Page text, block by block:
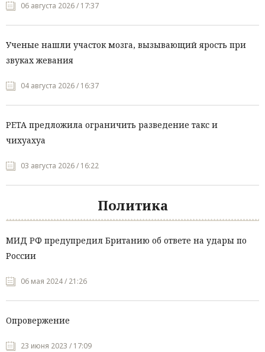
06 августа 2026 / 17:37
Ученые нашли участок мозга, вызывающий ярость при
звуках жевания
04 августа 2026 / 16:37
PETA предложила ограничить разведение такс и
чихуахуа
03 августа 2026 / 16:22
Политика
МИД РФ предупредил Британию об ответе на удары по
России
06 мая 2024 / 21:26
Опровержение
23 июня 2023 / 17:09